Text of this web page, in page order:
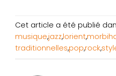
Cet article a été publié
musique,jazz,lorient,
traditionnelles,pop,rock,